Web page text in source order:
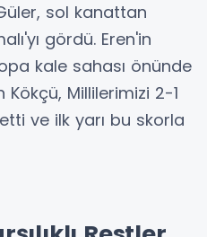
sol kanattan
gördü. Eren'in
kale sahası önünde
Millilerimizi 2-1
ve ilk yarı bu skorla